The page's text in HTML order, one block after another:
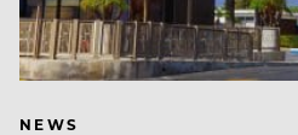
NEWS